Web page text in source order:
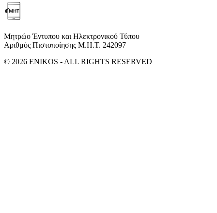
Μητρώο Έντυπου και Ηλεκτρονικού Τύπου
Αριθμός Πιστοποίησης Μ.Η.Τ. 242097
© 2026 ENIKOS - ALL RIGHTS RESERVED